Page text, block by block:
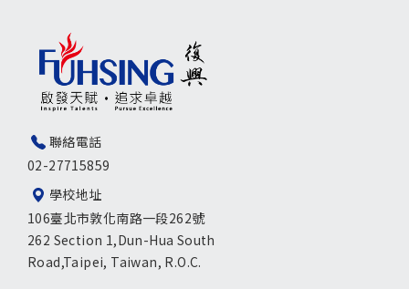
聯絡電話
02-27715859
學校地址
106臺北市敦化南路一段262號
262 Section 1,Dun-Hua South
Road,Taipei, Taiwan, R.O.C.